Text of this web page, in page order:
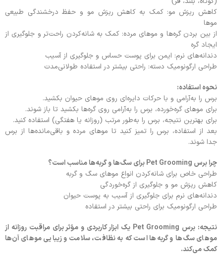
کاهش ریزش مو: کمک به کاهش ریزش مو و حفظ درخشندگی طبیعی
موها
از بین بردن گره‌ها و موهای مرده: کمک به شانه‌کردن راحت‌تر و جلوگیری از
ایجاد گره
دندانه‌های نرم: ایمن برای پوست حساس و جلوگیری از آسیب
طراحی ارگونومیک دسته: راحتی بیشتر در استفاده طولانی‌مدت
نحوه استفاده:
برس را به‌آرامی و با حرکات دایره‌ای روی موهای حیوان بکشید.
برای موهای گره‌خورده، برس را به‌آرامی روی گره‌ها بکشید تا باز شوند.
برای بهترین نتیجه، برس را به‌طور مرتب (روزانه یا هفتگی) استفاده کنید.
بعد از استفاده، برس را تمیز کنید تا موهای مرده و باقی‌مانده‌ها از برس
جدا شوند.
چرا برس Pet Grooming برای سگ‌ها و گربه‌ها مناسب است؟
طراحی خاص برای شانه‌کردن انواع موهای سگ و گربه
کاهش ریزش مو و جلوگیری از گره‌خوردگی
دندانه‌های نرم برای جلوگیری از آسیب به پوست حیوان
طراحی ارگونومیک برای راحتی بیشتر در استفاده
نتیجه: برس Pet Grooming یک ابزار کاربردی و مؤثر برای مراقبت روزانه از
موهای سگ‌ها و گربه‌ها است که به نظافت، سلامت و زیبایی موهای آن‌ها
کمک می‌کند.